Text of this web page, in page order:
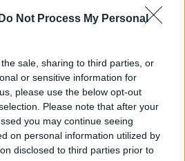
Do Not Process My Personal
sale, sharing to third parties, or
or sensitive information for
please use the below opt-out
Please note that after your
you may continue seeing
on personal information utilized by
disclosed to third parties prior to
che in spagnolo. Inoltre è attivo con
francese.
professoresse Gallina e Carbone,
European Postcards Rally, creando
di luoghi e paesaggi del territorio e
e italiano, per convincere i
è lapromozione del patrimonio
dell'Erasmus Day 2020 con la
sul sito della scuola pilota Reunion